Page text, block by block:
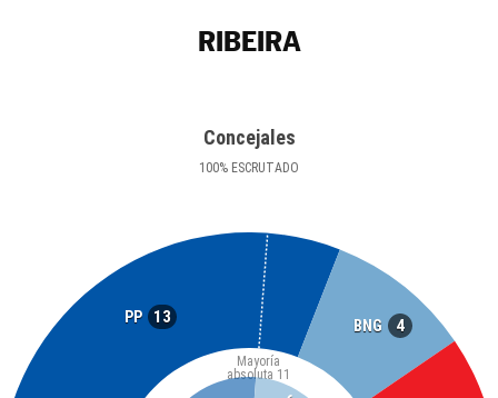
RIBEIRA
Concejales
100% ESCRUTADO
PP 13 BNG 4
Mayoría
absoluta 11